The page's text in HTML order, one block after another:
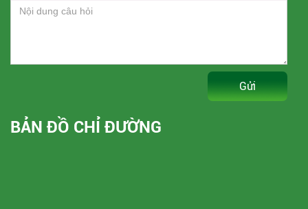
Gửi
BẢN ĐỒ CHỈ ĐƯỜNG